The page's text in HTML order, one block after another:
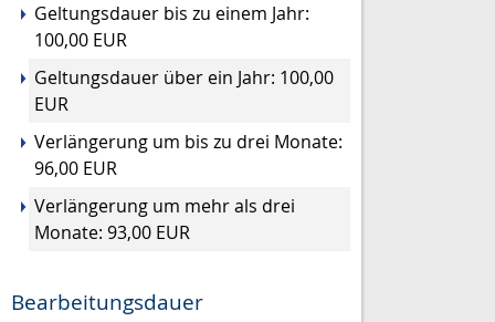
Geltungsdauer bis zu einem Jahr:
100,00 EUR
Geltungsdauer über ein Jahr: 100,00
EUR
Verlängerung um bis zu drei Monate:
96,00 EUR
Verlängerung um mehr als drei
Monate: 93,00 EUR
Bearbeitungsdauer